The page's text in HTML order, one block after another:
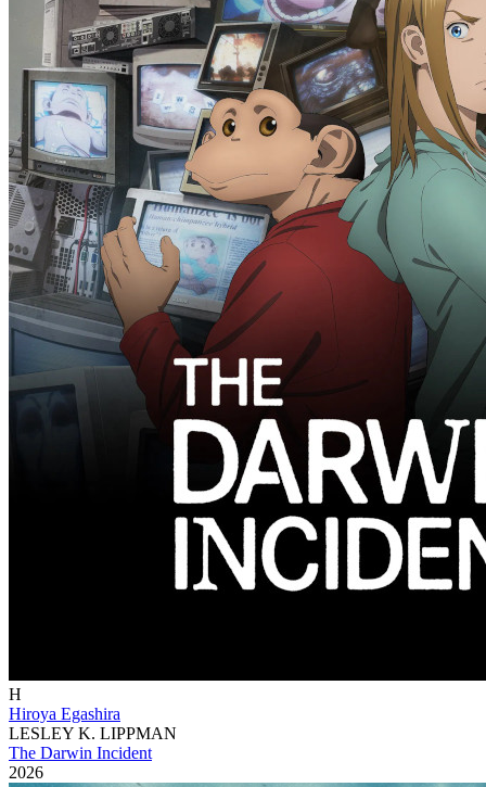
H
Hiroya Egashira
LESLEY K. LIPPMAN
The Darwin Incident
2026